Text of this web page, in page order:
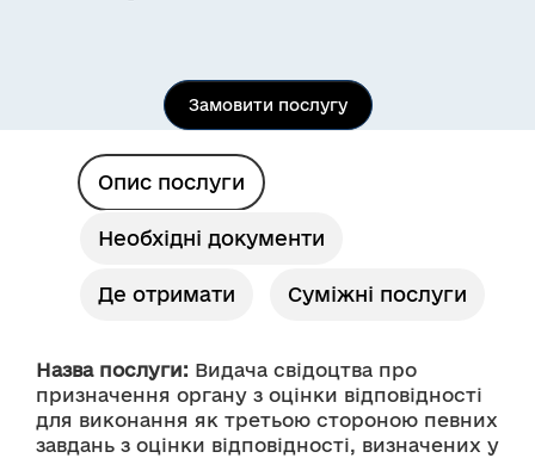
Замовити послугу
Опис послуги
Необхідні документи
Де отримати Суміжні послуги
Назва послуги: Видача свідоцтва про
призначення органу з оцінки відповідності
для виконання як третьою стороною певних
завдань з оцінки відповідності, визначених у